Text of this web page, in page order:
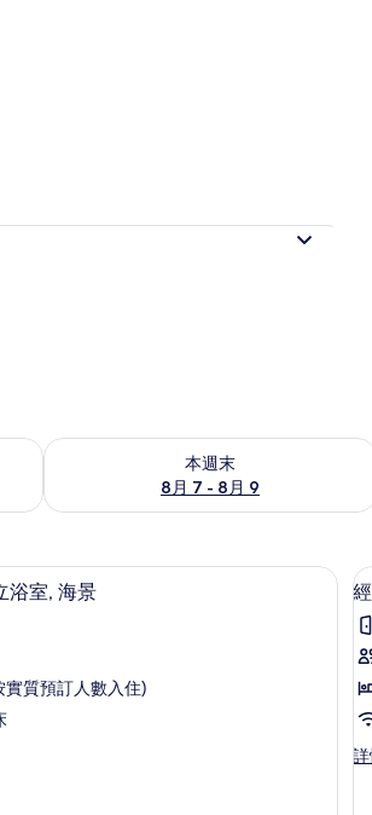
本週末
8月 7 - 8月 9
查看本週末 8月 7 - 8月 9的可訂空房
浴室, 海景
實質預訂人數入住)
載
有
經